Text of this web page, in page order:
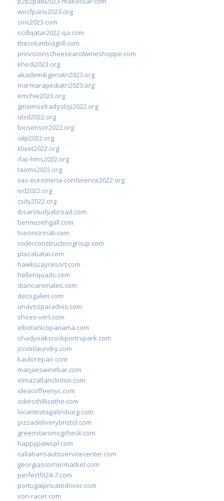
wocfparis2023.org
sinc2023.com
scdlqatar2022-qa.com
thecolumbiagrill.com
provisionscheeseandwineshoppe.com
khedi2023.org
akademikgeriatri2023.org
marmarapediatri2023.org
emchie2023.org
girisimselradyoloji2022.org
utcd2022.org
biosensor2022.org
ialp2022.org
klivet2022.org
ifac-hms2022.org
taoms2022.org
iias-euromena-conference2022.org
ivd2022.org
csity2022.org
ibsarstudyabroad.com
bennusehgall.com
tsecincinnati.com
roderconstructiongroup.com
plazabatai.com
hawkscayresort.com
hellonquads.com
diarioanimales.com
decogaleri.com
unavozparadios.com
shoes-vert.com
elbotanicopanama.com
shadyoaksrockportrvpark.com
jccoinlaundry.com
kautorepair.com
marjaeswinebar.com
elmazatlanclinton.com
ideacoffeenyc.com
odieschillicothe.com
lacantinitagalesburg.com
pizzadeliverybristol.com
greenstarsmogcheck.com
happypawspl.com
callahansautoservicecenter.com
georgiascornermarket.com
perfectfit24-7.com
portugalprivatedriver.com
von-racer.com